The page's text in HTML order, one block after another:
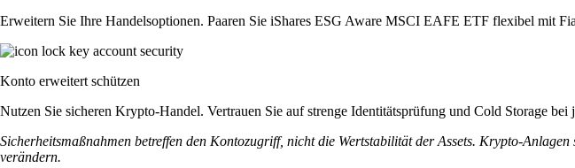
Erweitern Sie Ihre Handelsoptionen. Paaren Sie iShares ESG Aware MSCI EAFE ETF flexibel mit
Konto erweitert schützen
Nutzen Sie sicheren Krypto-Handel. Vertrauen Sie auf strenge Identitätsprüfung und Cold Storage
Sicherheitsmaßnahmen betreffen den Kontozugriff, nicht die Wertstabilität der Assets. Krypto-
verändern.